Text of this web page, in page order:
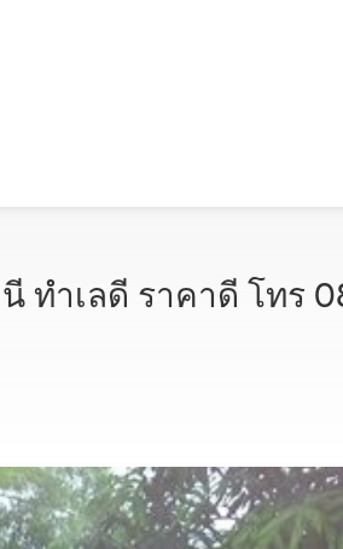
ทำเลดี ราคาดี โทร